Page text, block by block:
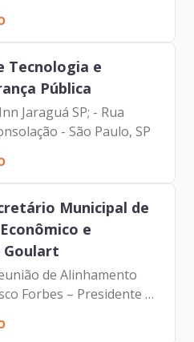
Tecnologia e
Pública
Jaraguá SP; - Rua
- São Paulo, SP
Municipal de
e
Goulart
de Alinhamento
Forbes – Presidente |
de Oliveira -
| Prodam-SP - Dennis